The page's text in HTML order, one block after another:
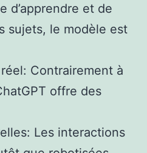
d’apprendre et de
sujets, le modèle est
Contrairement à
offre des
Les interactions